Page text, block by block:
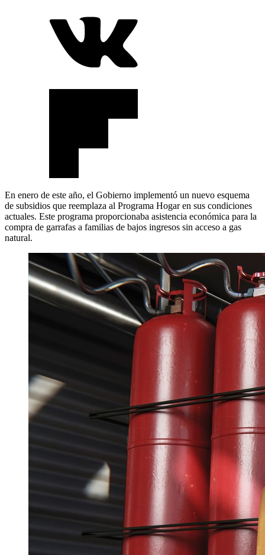
En enero de este año, el Gobierno implementó un nuevo esquema
de subsidios que reemplaza al Programa Hogar en sus condiciones
actuales. Este programa proporcionaba asistencia económica para la
compra de garrafas a familias de bajos ingresos sin acceso a gas
natural.